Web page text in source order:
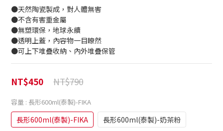
●天然陶瓷製成，對人體無害
●不含有害重金屬
●無塑環保，地球永續
●透明上蓋，內容物一目瞭然
●可上下堆疊收納、內外堆疊保管
NT$790
NT$450
容量 : 長形600ml(泰製)-FIKA
長形600ml(泰製)-FIKA
長形600ml(泰製)-奶茶粉